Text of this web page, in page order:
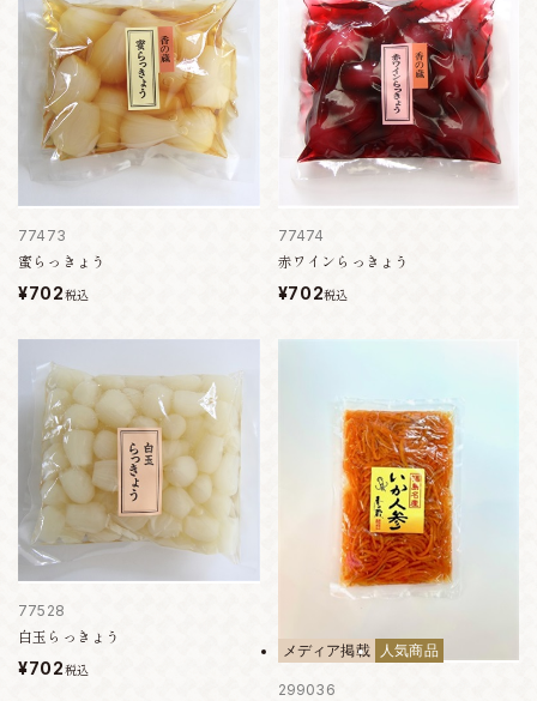
77473
蜜らっきょう
¥702税込
77474
赤ワインらっきょう
¥702税込
77528
白玉らっきょう
¥702税込
メディア掲載 人気商品
299036